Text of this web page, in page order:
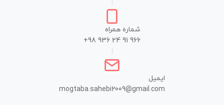
شماره همراه
+98 936 24 91 966
ایمیل
mogtaba.sahebi2009@gmail.com